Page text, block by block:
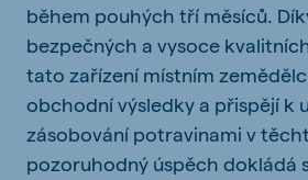
během pouhých tří měsíců.
bezpečných a vysoce
tato zařízení místním
obchodní výsledky a přispějí k
zásobování potravinami v
pozoruhodný úspěch dokládá